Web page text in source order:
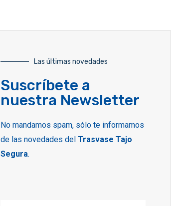
Las últimas novedades
Suscríbete a
nuestra Newsletter
No mandamos spam, sólo te informamos
de las novedades del Trasvase Tajo
Segura.